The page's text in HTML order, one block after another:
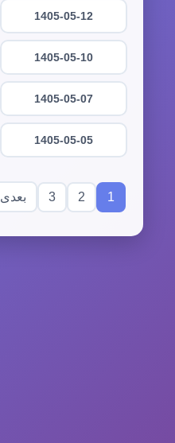
1405-05-12
1405-05-10
1405-05-07
1405-05-05
1
2
3 بعدی